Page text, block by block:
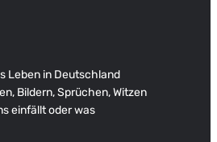
Leben in Deutschland
Bildern, Sprüchen, Witzen
einfällt oder was